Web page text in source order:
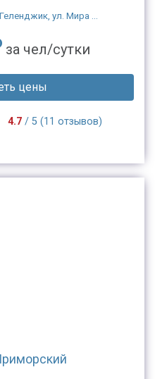
ул. Мира ...
за чел/сутки
цены
4.7/ 5 (11 отзывов)